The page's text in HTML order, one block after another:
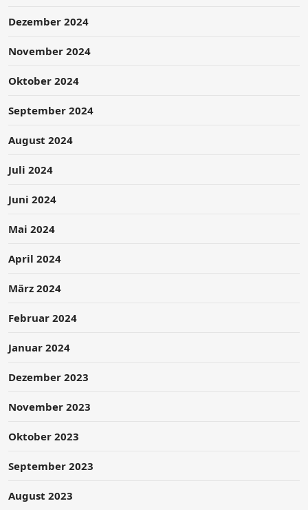
Dezember 2024
November 2024
Oktober 2024
September 2024
August 2024
Juli 2024
Juni 2024
Mai 2024
April 2024
März 2024
Februar 2024
Januar 2024
Dezember 2023
November 2023
Oktober 2023
September 2023
August 2023